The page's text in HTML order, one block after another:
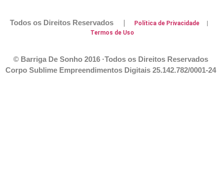
Todos os Direitos Reservados | Política de Privacidade
|
Termos de Uso
© Barriga De Sonho 2016 ·Todos os Direitos Reservados
Corpo Sublime Empreendimentos Digitais 25.142.782/0001-24